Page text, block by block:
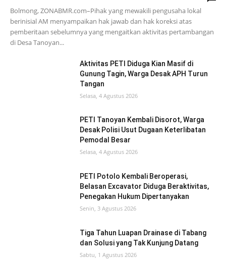
Bolmong, ZONABMR.com–Pihak yang mewakili pengusaha lokal
berinisial AM menyampaikan hak jawab dan hak koreksi atas
pemberitaan sebelumnya yang mengaitkan aktivitas pertambangan
di Desa Tanoyan...
Aktivitas PETI Diduga Kian Masif di
Gunung Tagin, Warga Desak APH Turun
Tangan
Selasa, 4 Agustus 2026
PETI Tanoyan Kembali Disorot, Warga
Desak Polisi Usut Dugaan Keterlibatan
Pemodal Besar
Selasa, 4 Agustus 2026
PETI Potolo Kembali Beroperasi,
Belasan Excavator Diduga Beraktivitas,
Penegakan Hukum Dipertanyakan
Senin, 3 Agustus 2026
Tiga Tahun Luapan Drainase di Tabang
dan Solusi yang Tak Kunjung Datang
Sabtu, 1 Agustus 2026